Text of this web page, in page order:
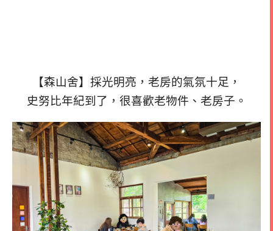
【森山舍】採光明亮，老房的氣氛十足，
史努比年紀到了，很喜歡老物件、老房子。